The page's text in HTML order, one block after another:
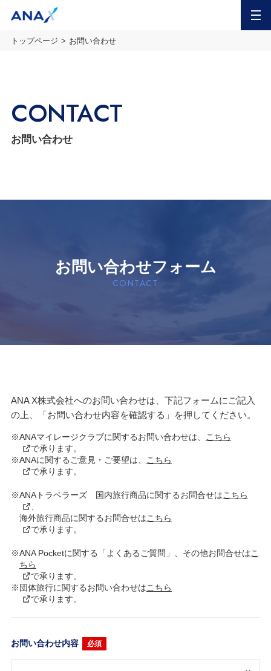
トップページ お問い合わせ
CONTACT
お問い合わせ
お問い合わせフォーム
CONTACT
ANA X株式会社へのお問い合わせは、下記フォームにご記入
の上、「お問い合わせ内容を確認する」を押してください。
※ANAマイレージクラブに関するお問い合わせは、
こちら
で承ります。
※ANAに関するご意見・ご要望は、
こちら
で承ります。
※ANAトラベラーズ 国内旅行商品に関するお問合せはこちら
海外旅行商品に関するお問合せはこちら
で承ります。
※ANA Pocketに関する「よくあるご質問」、その他お問合せはこ
ちら
で承ります。
※団体旅行に関するお問い合わせはこちら
で承ります。
お問い合わせ内容 必須